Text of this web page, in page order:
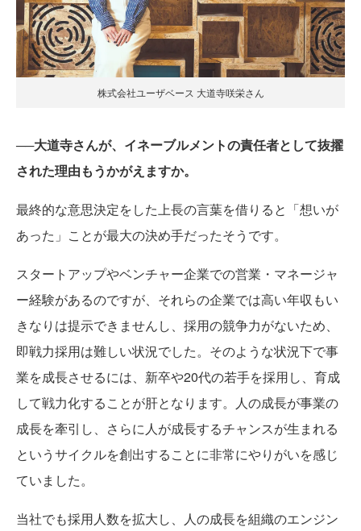
株式会社ユーザベース 大道寺咲栄さん
──大道寺さんが、イネーブルメントの責任者として抜擢
された理由もうかがえますか。
最終的な意思決定をした上長の言葉を借りると「想いが
あった」ことが最大の決め手だったそうです。
スタートアップやベンチャー企業での営業・マネージャ
ー経験があるのですが、それらの企業では高い年収もい
きなりは提示できませんし、採用の競争力がないため、
即戦力採用は難しい状況でした。そのような状況下で事
業を成長させるには、新卒や20代の若手を採用し、育成
して戦力化することが肝となります。人の成長が事業の
成長を牽引し、さらに人が成長するチャンスが生まれる
というサイクルを創出することに非常にやりがいを感じ
ていました。
当社でも採用人数を拡大し、人の成長を組織のエンジン